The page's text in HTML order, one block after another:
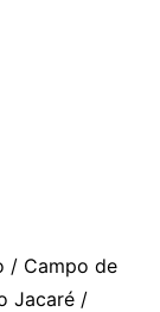
/ Campo de
Jacaré /